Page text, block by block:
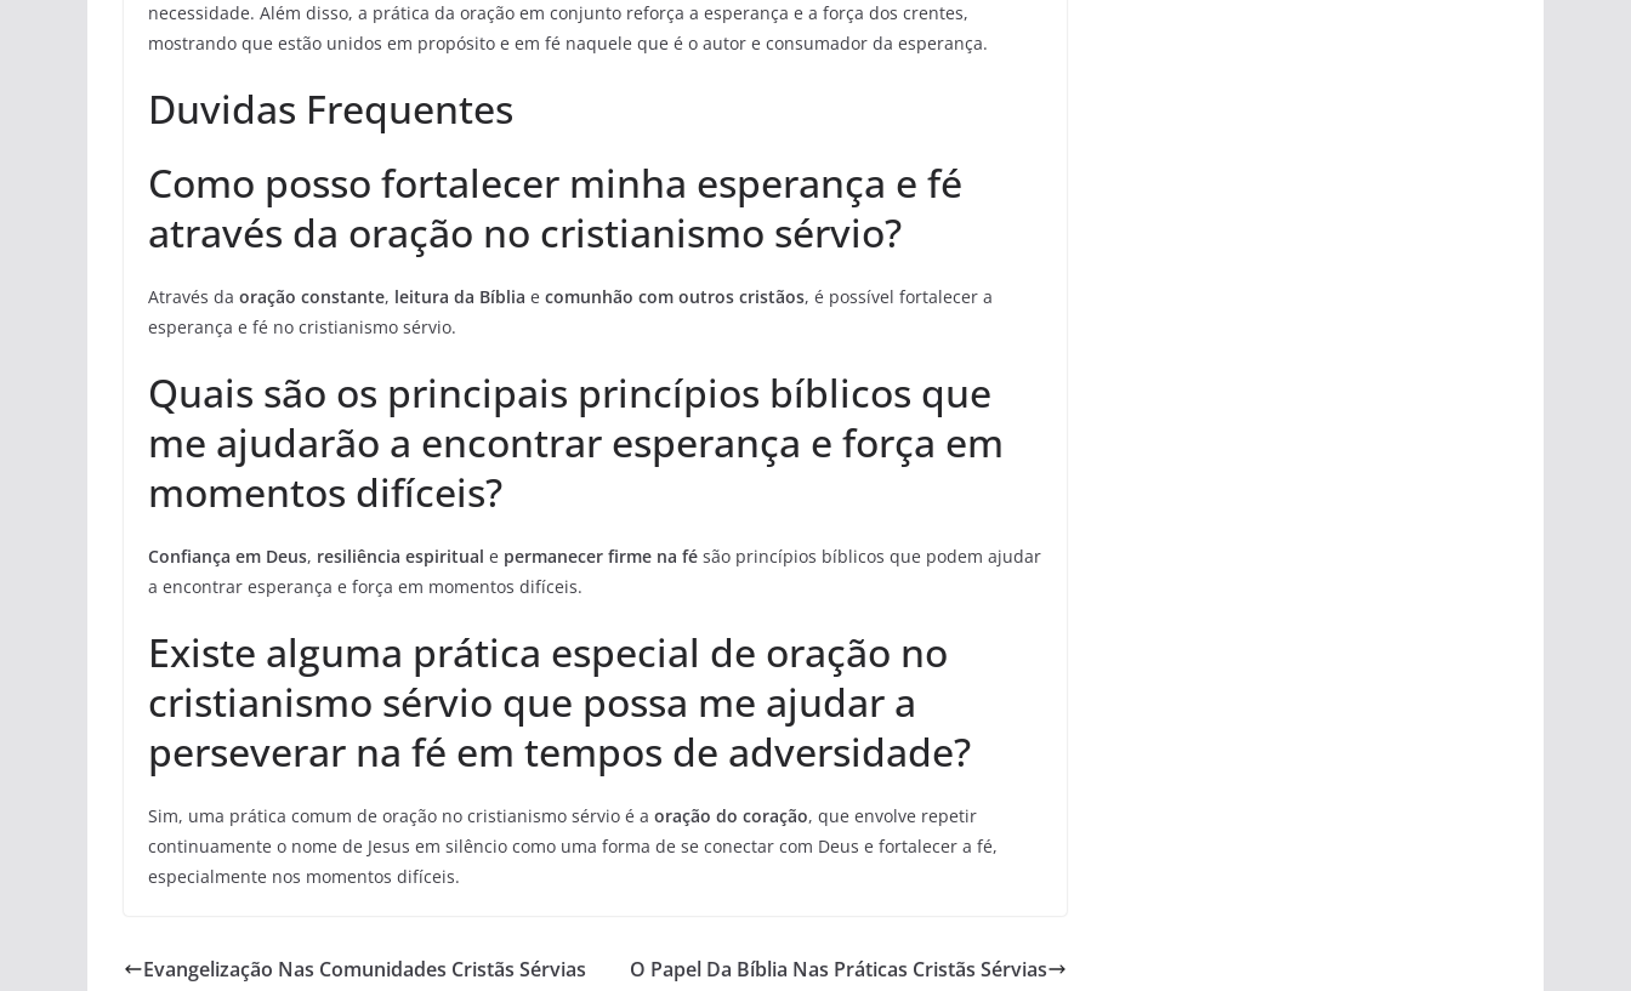
necessidade. Além disso, a prática da oração em conjunto reforça a esperança e a força dos crentes,
mostrando que estão unidos em propósito e em fé naquele que é o autor e consumador da esperança.
Duvidas Frequentes
Como posso fortalecer minha esperança e fé
através da oração no cristianismo sérvio?
Através da oração constante, leitura da Bíblia e comunhão com outros cristãos, é possível fortalecer a
esperança e fé no cristianismo sérvio.
Quais são os principais princípios bíblicos que
me ajudarão a encontrar esperança e força em
momentos difíceis?
Confiança em Deus, resiliência espiritual e permanecer firme na fé são princípios bíblicos que podem ajudar
a encontrar esperança e força em momentos difíceis.
Existe alguma prática especial de oração no
cristianismo sérvio que possa me ajudar a
perseverar na fé em tempos de adversidade?
Sim, uma prática comum de oração no cristianismo sérvio é a oração do coração, que envolve repetir
continuamente o nome de Jesus em silêncio como uma forma de se conectar com Deus e fortalecer a fé,
especialmente nos momentos difíceis.
Evangelização Nas Comunidades Cristãs Sérvias O Papel Da Bíblia Nas Práticas Cristãs Sérvias